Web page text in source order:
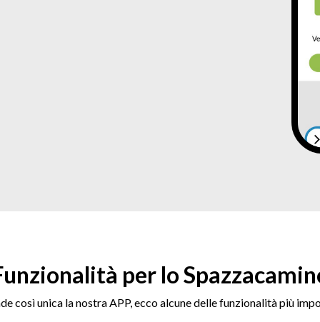
per lo
così unica la nostra APP, ecco alcune delle funzionalità più